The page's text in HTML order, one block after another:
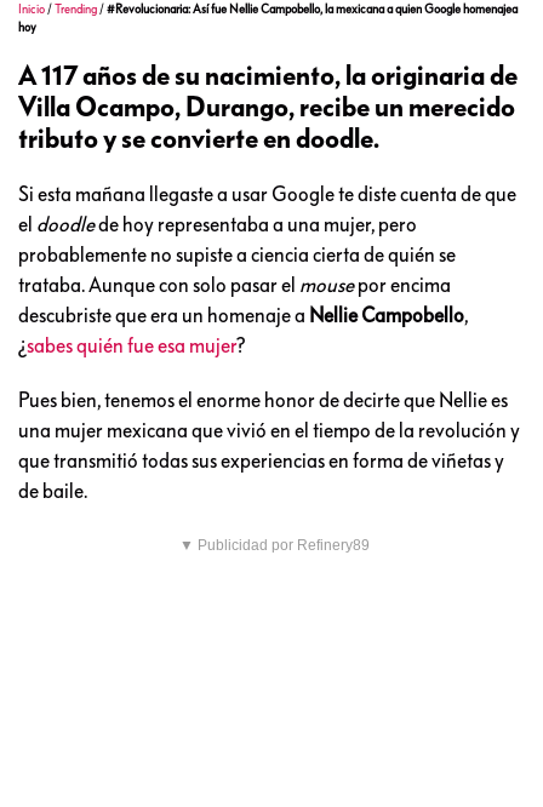
Inicio /Trending /#Revolucionaria: Así fue Nellie Campobello, la mexicana a quien Google homenajea
hoy
A 117 años de su nacimiento, la originaria de
Villa Ocampo, Durango, recibe un merecido
tributo y se convierte en doodle.
Si esta mañana llegaste a usar Google te diste cuenta de que
el doodlede hoy representaba a una mujer, pero
probablemente no supiste a ciencia cierta de quién se
trataba. Aunque con solo pasar el mousepor encima
descubriste que era un homenaje a Nellie Campobello,
¿sabes quién fue esa mujer?
Pues bien, tenemos el enorme honor de decirte que Nellie es
una mujer mexicana que vivió en el tiempo de la revolución y
que transmitió todas sus experiencias en forma de viñetas y
de baile.
▼ Publicidad por Refinery89